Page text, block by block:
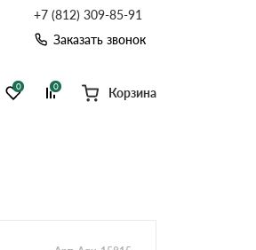
+7 (812) 309-85-91
Заказать звонок
Софиты
0 0 Корзина